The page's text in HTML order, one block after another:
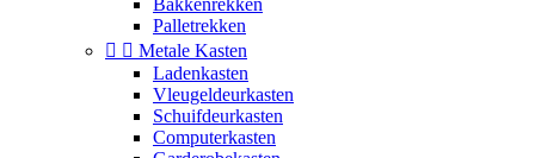
Bakkenrekken
Palletrekken
  Metale Kasten
Ladenkasten
Vleugeldeurkasten
Schuifdeurkasten
Computerkasten